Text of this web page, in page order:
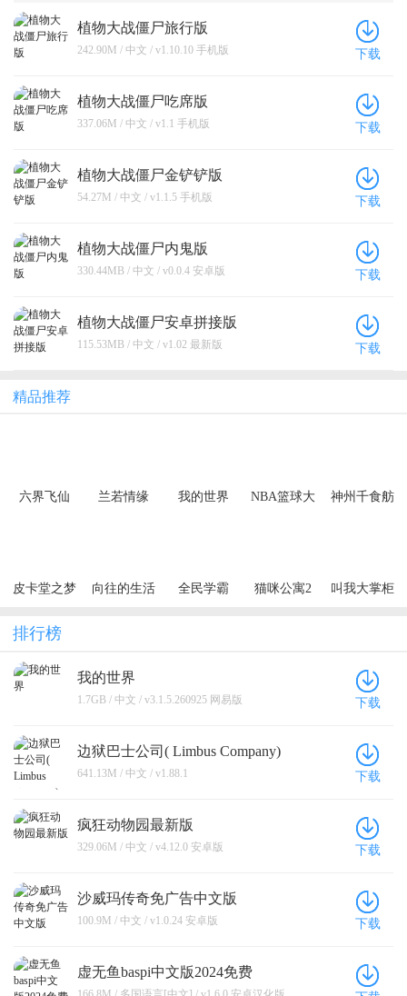
植物大战僵尸旅行版
242.90M / 中文 / v1.10.10 手机版 下载
植物大战僵尸吃席版
337.06M / 中文 / v1.1 手机版 下载
植物大战僵尸金铲铲版
54.27M / 中文 / v1.1.5 手机版 下载
植物大战僵尸内鬼版
330.44MB / 中文 / v0.0.4 安卓版 下载
植物大战僵尸安卓拼接版
115.53MB / 中文 / v1.02 最新版 下载
精品推荐
六界飞仙
兰若情缘
我的世界
NBA篮球大
神州千食舫
皮卡堂之梦
向往的生活 全民学霸 猫咪公寓2 叫我大掌柜
排行榜
我的世界
1.7GB / 中文 / v3.1.5.260925 网易版 下载
边狱巴士公司( Limbus Company)
641.13M / 中文 / v1.88.1 下载
疯狂动物园最新版
329.06M / 中文 / v4.12.0 安卓版 下载
沙威玛传奇免广告中文版
100.9M / 中文 / v1.0.24 安卓版 下载
虚无鱼baspi中文版2024免费